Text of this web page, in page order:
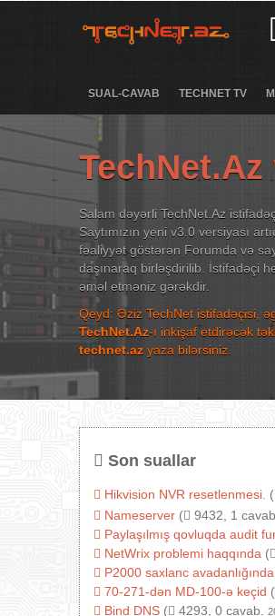
SUAL-CAVAB TECHNET TV
Salam dəyərli TechNet.Az
Saytımızın yeni v3.0 versiyası
fəaliyyət göstərən Forumda və
daşınaraq birləşdirilib. İstifadəçi
əməl etməniz gərəkdir.
Qeyd: Əziz TechNet istifadəçisi,
TechNet.Az-ı inkişaf etdirəcək
technet.az yaza bilərsiniz.
Son suallar
Hikvision NVR resetlenmesi. (
Nameserver ( 9432, 1 cavab.
Paylaşılmış qovluqda audit
NetWrix problemi haqqında (
P2000 saxlanc
70-271-dən MD-100-ə keçid (
Bind DNS ( 4293, 0 cavab.